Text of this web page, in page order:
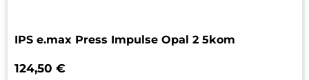
IPS e.max Press Impulse Opal 2 5kom
124,50 €